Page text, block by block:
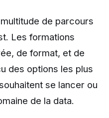
de parcours
Les formations
de format, et de
des options les plus
se lancer ou
de la data.